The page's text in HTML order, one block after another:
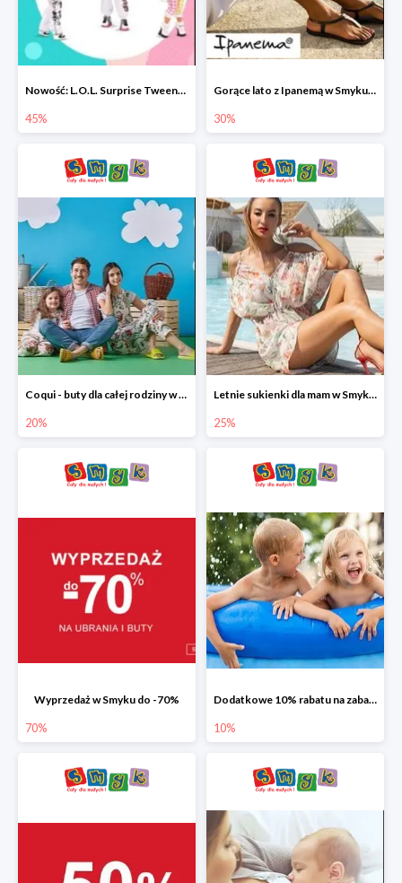
Nowość: L.O.L. Surprise Tweens Doll w Smyku do -45%
45%
Gorące lato z Ipanemą w Smyku do -30%
30%
Coqui - buty dla całej rodziny w Smyku do -20%
20%
Letnie sukienki dla mam w Smyku do -25%
25%
Wyprzedaż w Smyku do -70%
70%
Dodatkowe 10% rabatu na zabawki ogrodowe i baseny
10%